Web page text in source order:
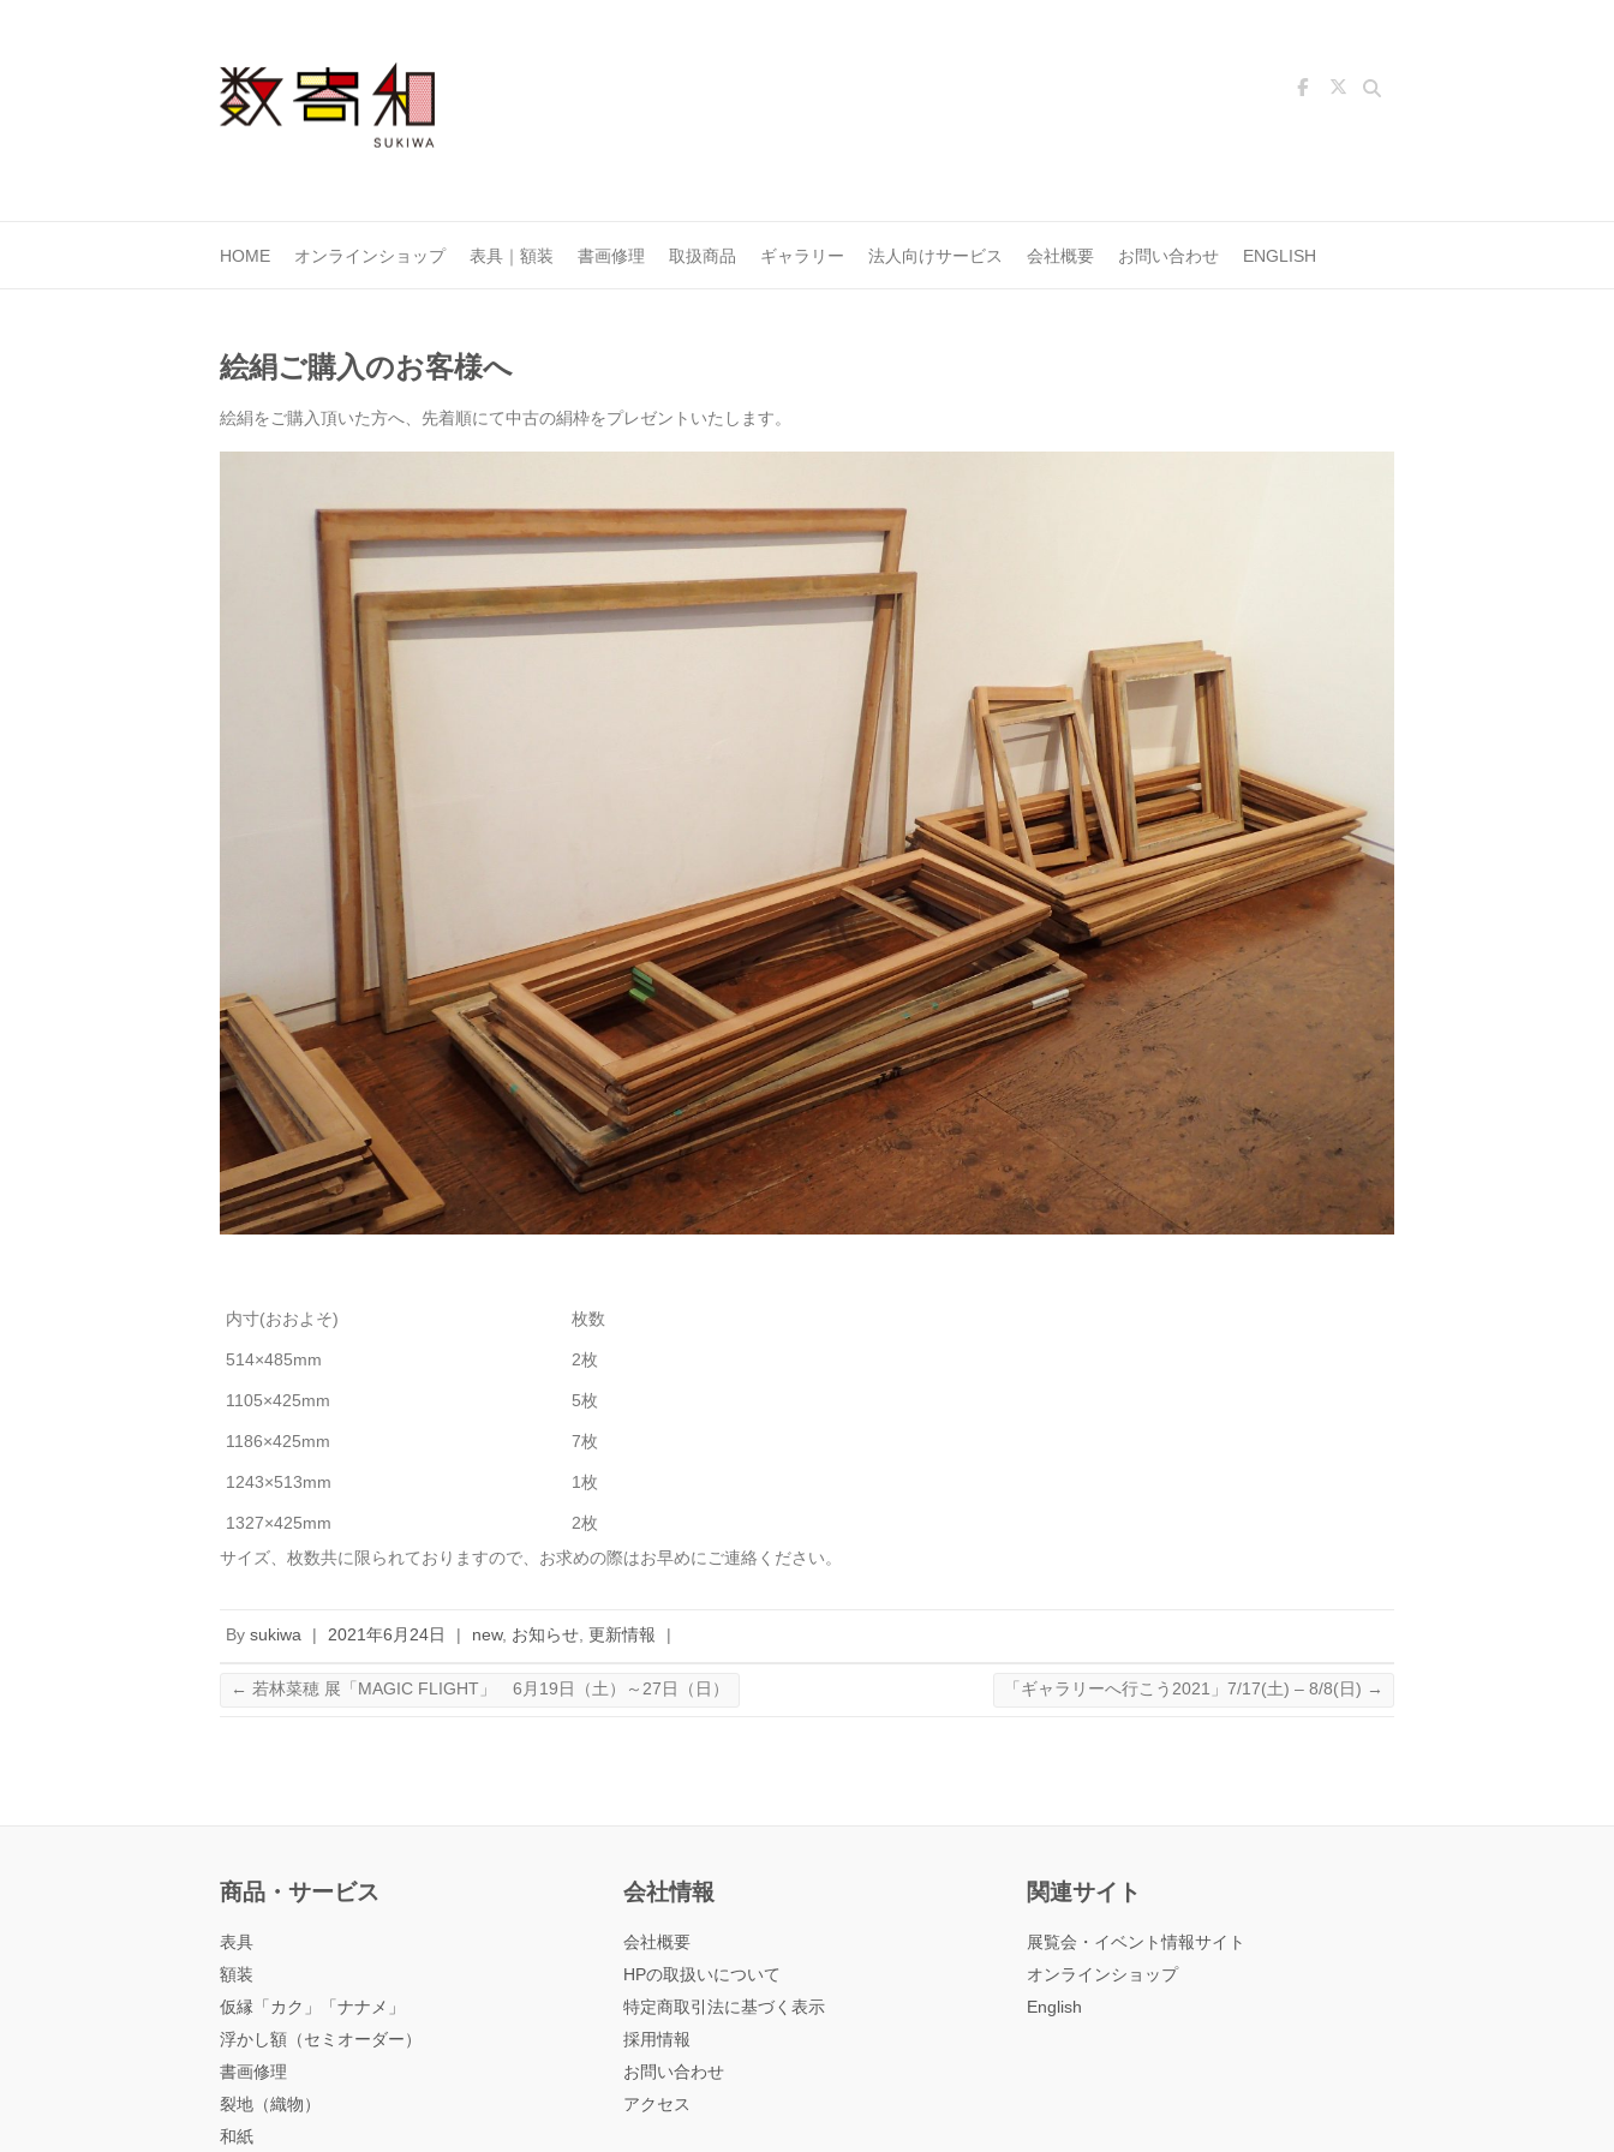
Search
HOME オンラインショップ 表具｜額装 書画修理 取扱商品 ギャラリー 法人向けサービス 会社概要 お問い合わせ ENGLISH
絵絹ご購入のお客様へ
絵絹をご購入頂いた方へ、先着順にて中古の絹枠をプレゼントいたします。
内寸(おおよそ) 枚数
514×485mm 2枚
1105×425mm 5枚
1186×425mm 7枚
1243×513mm 1枚
1327×425mm
2枚
サイズ、枚数共に限られておりますので、お求めの際はお早めにご連絡ください。
By sukiwa 2021年6月24日 new, お知らせ 更新情報
← 若林菜穂 展「MAGIC FLIGHT」 6月19日（土）～27日（日） 「ギャラリーへ行こう2021」7/17(土) – 8/8(日) →
商品・サービス
表具
額装
仮縁「カク」「ナナメ」
浮かし額（セミオーダー）
書画修理
裂地（織物）
和紙
会社情報
会社概要
HPの取扱いについて
特定商取引法に基づく表示
採用情報
お問い合わせ
アクセス
関連サイト
展覧会・イベント情報サイト
オンラインショップ
English